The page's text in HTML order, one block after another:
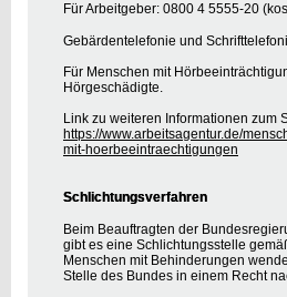
Für Arbeitgeber: 0800 4 5555-20
Gebärdentelefonie und
Für Menschen mit
Hörgeschädigte.
Link zu weiteren Informationen zum
https://www.arbeitsagentur.de/
mit-hoerbeeintraechtigungen
Schlichtungsverfahren
Beim Beauftragten der
gibt es eine Schlichtungsstelle
Menschen mit Behinderungen
Stelle des Bundes in einem Recht